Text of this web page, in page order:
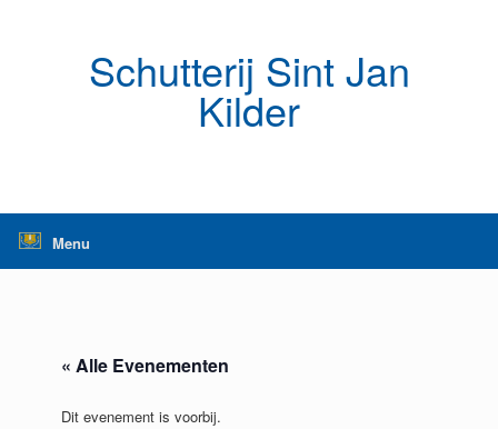
Schutterij Sint Jan
Kilder
Menu
« Alle Evenementen
Dit evenement is voorbij.